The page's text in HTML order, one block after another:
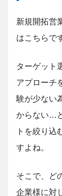
新規開拓営
はこちらで
ターゲット
アプローチ
験が少ない
からない…
トを絞り
すよね。
そこで、ど
企業様に対